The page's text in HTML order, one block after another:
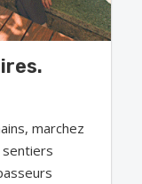
marchez